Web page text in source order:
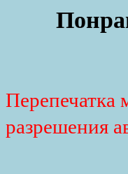
Перепечатка
разрешения